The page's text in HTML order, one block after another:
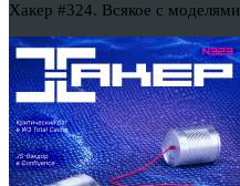
Хакер #324. Всякое с моделями